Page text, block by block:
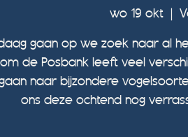
wo 19 okt
  |
gaan op we zoek naar al
de Posbank leeft veel
naar bijzondere